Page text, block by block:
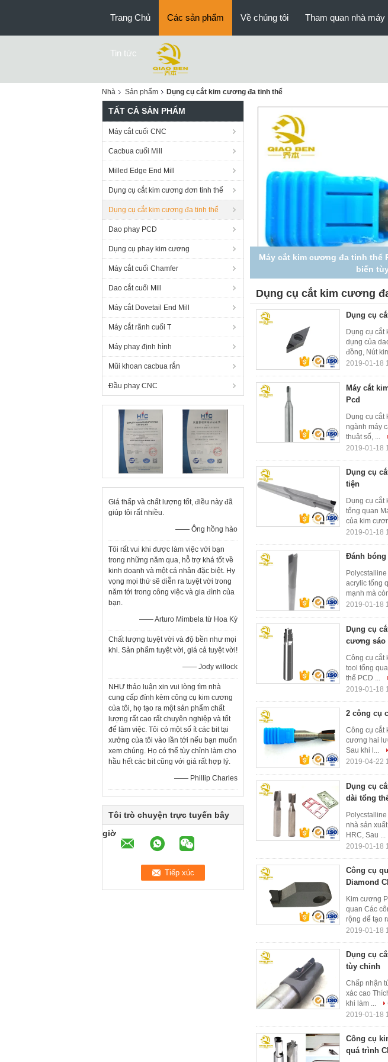
Trang Chủ Các sản phẩm Về chúng tôi Tham quan nhà máy
Tin tức
Nhà Sản phẩm Dụng cụ cắt kim cương đa tinh thể
TẤT CẢ SẢN PHẨM
Máy cắt cuối CNC
Cacbua cuối Mill
Milled Edge End Mill
Dụng cụ cắt kim cương đơn tinh thể
Dụng cụ cắt kim cương đa tinh thể
Dao phay PCD
Dụng cụ phay kim cương
Máy cắt cuối Chamfer
Dao cắt cuối Mill
Máy cắt Dovetail End Mill
Máy cắt rãnh cuối T
Máy phay định hình
Mũi khoan cacbua rắn
Đầu phay CNC
Giá thấp và chất lượng tốt, điều này đã
giúp tôi rất nhiều.
—— Ông hồng hào
Tôi rất vui khi được làm việc với bạn
trong những năm qua, hỗ trợ khá tốt về
kinh doanh và một cá nhân đặc biệt. Hy
vọng mọi thứ sẽ diễn ra tuyệt vời trong
năm tới trong công việc và gia đình của
bạn.
—— Arturo Mimbela từ Hoa Kỳ
Chất lượng tuyệt vời và độ bền như mọi
khi. Sản phẩm tuyệt vời, giá cả tuyệt vời!
—— Jody willock
NHƯ thảo luận xin vui lòng tìm nhà
cung cấp đính kèm công cụ kim cương
của tôi, họ tạo ra một sản phẩm chất
lượng rất cao rất chuyên nghiệp và tốt
để làm việc. Tôi có một số ít các bit tại
xưởng của tôi vào lần tới nếu bạn muốn
xem chúng. Họ có thể tùy chỉnh làm cho
hầu hết các bit cũng với giá rất hợp lý.
—— Phillip Charles
Tôi trò chuyện trực tuyến bây
giờ
Dao phay Dao cắt kim cương
khác
Dụng cụ cắt kim cương
Dụng cụ
Dụng cụ cắt
dụng của
đồng, Nút
2019-01-18
Máy cắt
Pcd
Dụng cụ cắt
ngành máy
thuật số, ...
2019-01-18
Dụng cụ
tiện
Dụng cụ cắt
tổng quan
của kim
2019-01-18
Đánh
acrylic tổng
mạnh mà
2019-01-18
Dụng cụ
cương sáo
Công cụ cắt
tool tổng
thể PCD ...
2019-01-18
2 công cụ
Công cụ cắt
cương hai
Sau khi l...
2019-04-22
Dụng cụ
dài tổng
nhà sản
HRC, Sau ...
2019-01-18
Công cụ
Diamond
Kim cương
quan Các
rộng để tạo
2019-01-18
Dụng cụ
tùy chỉnh
Chấp nhận
xác cao
khi làm ...
2019-01-18
Công cụ
quá trình